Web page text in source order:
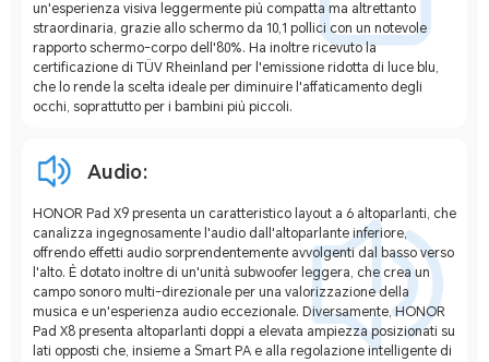
un'esperienza visiva leggermente più compatta ma altrettanto
straordinaria, grazie allo schermo da 10,1 pollici con un notevole
rapporto schermo-corpo dell'80%. Ha inoltre ricevuto la
certificazione di TÜV Rheinland per l'emissione ridotta di luce blu,
che lo rende la scelta ideale per diminuire l'affaticamento degli
occhi, soprattutto per i bambini più piccoli.
Audio:
HONOR Pad X9 presenta un caratteristico layout a 6 altoparlanti, che
canalizza ingegnosamente l'audio dall'altoparlante inferiore,
offrendo effetti audio sorprendentemente avvolgenti dal basso verso
l'alto. È dotato inoltre di un'unità subwoofer leggera, che crea un
campo sonoro multi-direzionale per una valorizzazione della
musica e un'esperienza audio eccezionale. Diversamente, HONOR
Pad X8 presenta altoparlanti doppi a elevata ampiezza posizionati su
lati opposti che, insieme a Smart PA e alla regolazione intelligente di